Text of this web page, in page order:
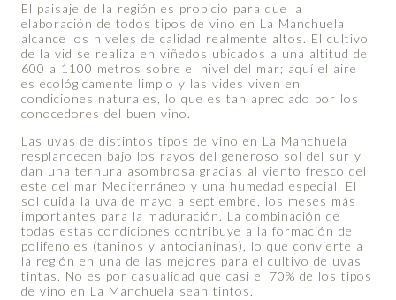
El paisaje de la región es propicio para que la
elaboración de todos tipos de vino en La Manchuela
alcance los niveles de calidad realmente altos. El cultivo
de la vid se realiza en viñedos ubicados a una altitud de
600 a 1100 metros sobre el nivel del mar; aquí el aire
es ecológicamente limpio y las vides viven en
condiciones naturales, lo que es tan apreciado por los
conocedores del buen vino.
Las uvas de distintos tipos de vino en La Manchuela
resplandecen bajo los rayos del generoso sol del sur y
dan una ternura asombrosa gracias al viento fresco del
este del mar Mediterráneo y una humedad especial. El
sol cuida la uva de mayo a septiembre, los meses más
importantes para la maduración. La combinación de
todas estas condiciones contribuye a la formación de
polifenoles (taninos y antocianinas), lo que convierte a
la región en una de las mejores para el cultivo de uvas
tintas. No es por casualidad que casi el 70% de los tipos
de vino en La Manchuela sean tintos.